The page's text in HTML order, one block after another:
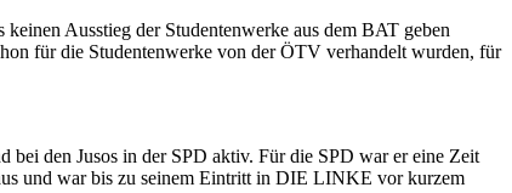
Ausstieg der Studentenwerke aus dem BAT geben
für die Studentenwerke von der ÖTV verhandelt wurden, für
den Jusos in der SPD aktiv. Für die SPD war er eine Zeit
und war bis zu seinem Eintritt in DIE LINKE vor kurzem